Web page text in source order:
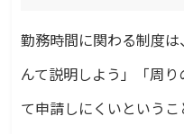
勤務時間に関わる制度
んて説明しよう」「周
て申請しにくいというこ